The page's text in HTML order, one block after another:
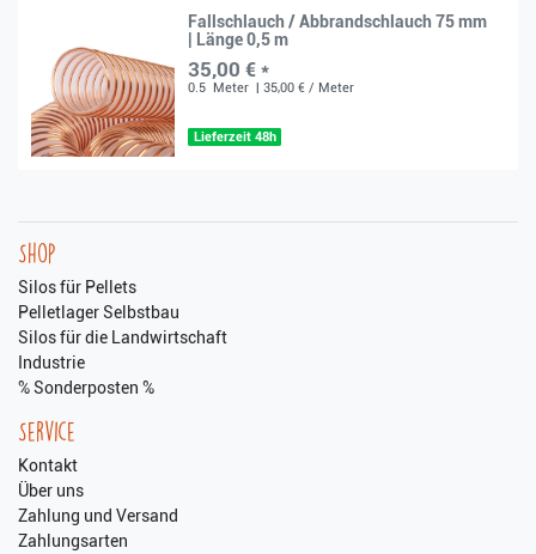
Fallschlauch / Abbrandschlauch 75 mm
| Länge 0,5 m
35,00 € *
0.5 Meter | 35,00 € / Meter
Lieferzeit 48h
Shop
Silos für Pellets
Pelletlager Selbstbau
Silos für die Landwirtschaft
Industrie
% Sonderposten %
Service
Kontakt
Über uns
Zahlung und Versand
Zahlungsarten